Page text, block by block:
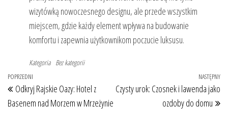
wizytówką nowoczesnego designu, ale przede wszystkim
miejscem, gdzie każdy element wpływa na budowanie
komfortu i zapewnia użytkownikom poczucie luksusu.
Kategoria Bez kategorii
Nawigacja
wpisu
Poprzedni
wpis
POPRZEDNI
Odkryj Rajskie Oazy: Hotel z
Basenem nad Morzem w Mrzeżynie
NASTĘPNY
Czysty urok: Czosnek i lawenda jako
ozdoby do domu